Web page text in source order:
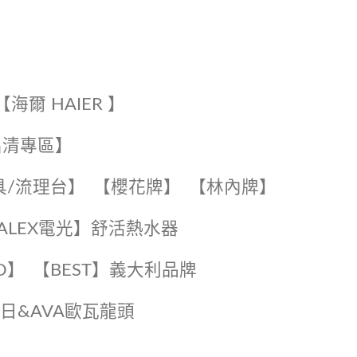
爾 HAIER 】
專區】
/流理台】 【櫻花牌】 【林內牌】
ALEX電光】舒活熱水器️️
️【BEST】️義大利品牌
&AVA歐瓦龍頭